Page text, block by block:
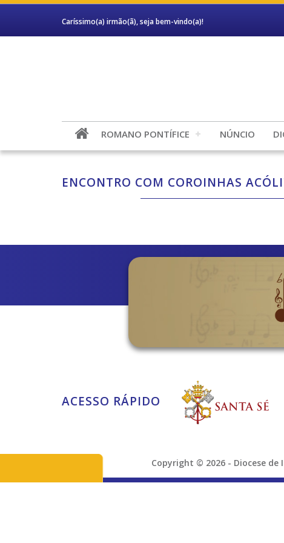
Caríssimo(a) irmão(ã), seja bem-vindo(a)!
ROMANO PONTÍFICE NÚNCIO
ENCONTRO COM COROINHAS
ACESSO RÁPIDO
Copyright © 2026 - Diocese